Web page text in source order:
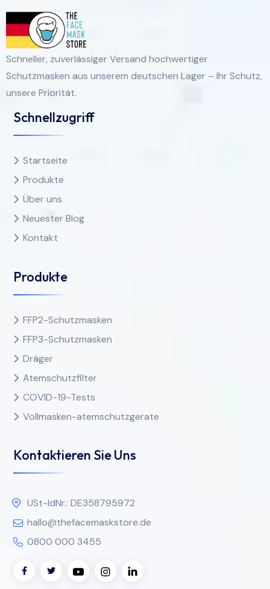
Schneller, zuverlässiger Versand hochwertiger
Schutzmasken aus unserem deutschen Lager – Ihr Schutz,
unsere Priorität.
Schnellzugriff
Startseite
Produkte
Über uns
Neuester Blog
Kontakt
Produkte
FFP2-Schutzmasken
FFP3-Schutzmasken
Dräger
Atemschutzfilter
COVID-19-Tests
Vollmasken-atemschutzgerate
Kontaktieren Sie Uns
USt-IdNr.: DE358795972
hallo@thefacemaskstore.de
0800 000 3455